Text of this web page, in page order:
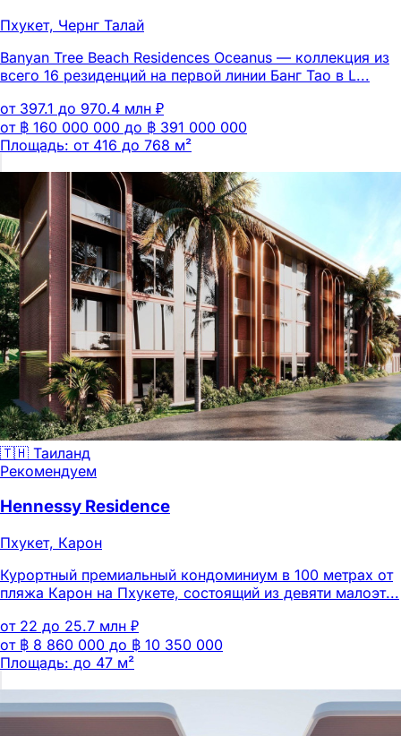
Пхукет, Чернг Талай
Banyan Tree Beach Residences Oceanus — коллекция из
всего 16 резиденций на первой линии Банг Тао в L...
от 397.1 до 970.4 млн ₽
от ฿ 160 000 000 до ฿ 391 000 000
Площадь: от 416 до 768 м²
🇹🇭 Таиланд
Рекомендуем
Hennessy Residence
Пхукет, Карон
Курортный премиальный кондоминиум в 100 метрах от
пляжа Карон на Пхукете, состоящий из девяти малоэт...
от 22 до 25.7 млн ₽
от ฿ 8 860 000 до ฿ 10 350 000
Площадь: до 47 м²